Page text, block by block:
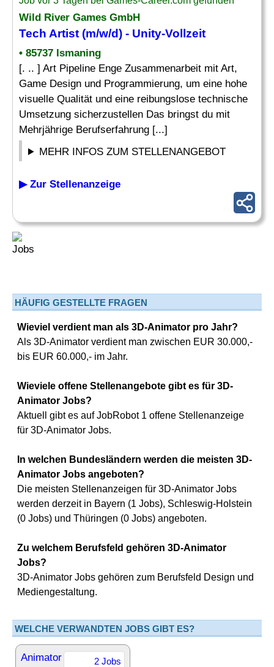
Wild River Games GmbH
Tech Artist (m/w/d) - Unity-Vollzeit
• 85737 Ismaning
[. .. ] Art Pipeline Enge Zusammenarbeit mit Art,
Game Design und Programmierung, um eine hohe
visuelle Qualität und eine reibungslose technische
Umsetzung sicherzustellen Das bringst du mit
Mehrjährige Berufserfahrung [...]
MEHR INFOS ZUM STELLENANGEBOT
▶ Zur Stellenanzeige
HÄUFIG GESTELLTE FRAGEN
Wieviel verdient man als 3D-Animator pro Jahr?
Als 3D-Animator verdient man zwischen EUR 30.000,-
bis EUR 60.000,- im Jahr.
Wieviele offene Stellenangebote gibt es für 3D-
Animator Jobs?
Aktuell gibt es auf JobRobot 1 offene Stellenanzeige
für 3D-Animator Jobs.
In welchen Bundesländern werden die meisten 3D-
Animator Jobs angeboten?
Die meisten Stellenanzeigen für 3D-Animator Jobs
werden derzeit in Bayern (1 Jobs), Schleswig-Holstein
(0 Jobs) und Thüringen (0 Jobs) angeboten.
Zu welchem Berufsfeld gehören 3D-Animator
Jobs?
3D-Animator Jobs gehören zum Berufsfeld Design und
Mediengestaltung.
WELCHE VERWANDTEN JOBS GIBT ES?
Animator 2 Jobs